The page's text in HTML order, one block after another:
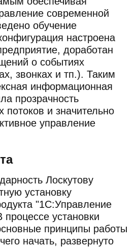
современной
обучение
настроена
доработан
о событиях
звонках и тп.). Таким
информационная
прозрачность
и значительно
управление
Лоскутову
установку
"1C:Управление
установки
принципы работы
начать, развернуто